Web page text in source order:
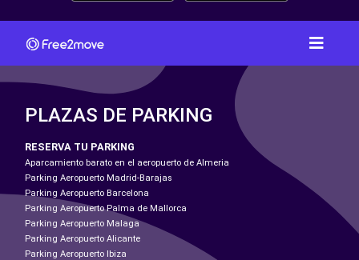
PLAZAS DE PARKING
RESERVA TU PARKING
Aparcamiento barato en el aeropuerto de Almeria
Parking Aeropuerto Madrid-Barajas
Parking Aeropuerto Barcelona
Parking Aeropuerto Palma de Mallorca
Parking Aeropuerto Malaga
Parking Aeropuerto Alicante
Parking Aeropuerto Ibiza